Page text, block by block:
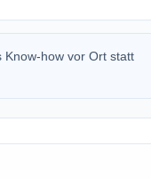
Know-how vor Ort statt